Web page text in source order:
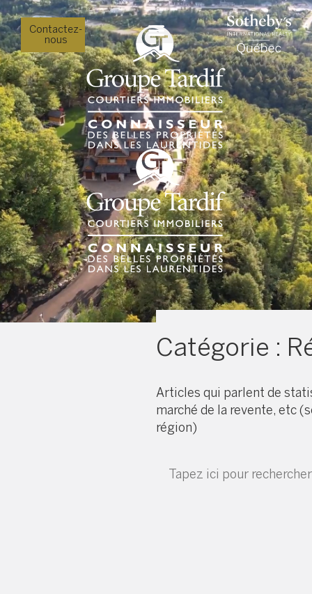
Contactez-
nous
Catégorie :
Articles qui parlent de
marché de la revente, etc
région)